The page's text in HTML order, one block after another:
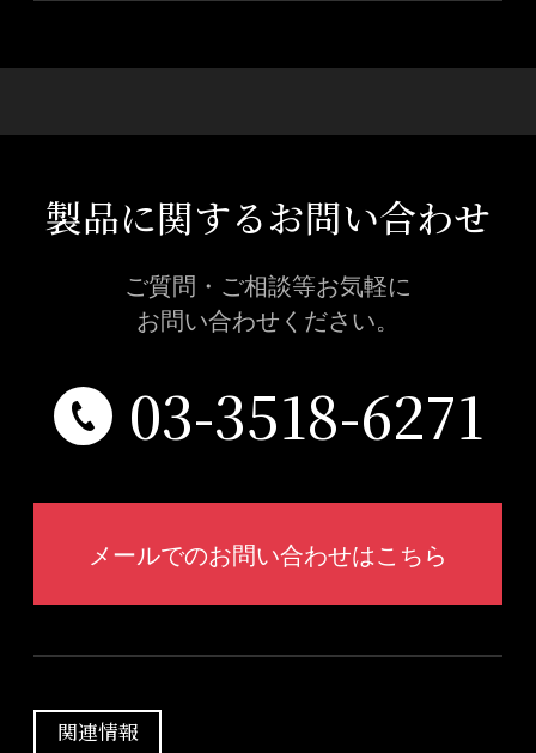
製品に関するお問い合わせ
ご質問・ご相談等お気軽に
お問い合わせください。
03-3518-6271
メールでのお問い合わせはこちら
関連情報